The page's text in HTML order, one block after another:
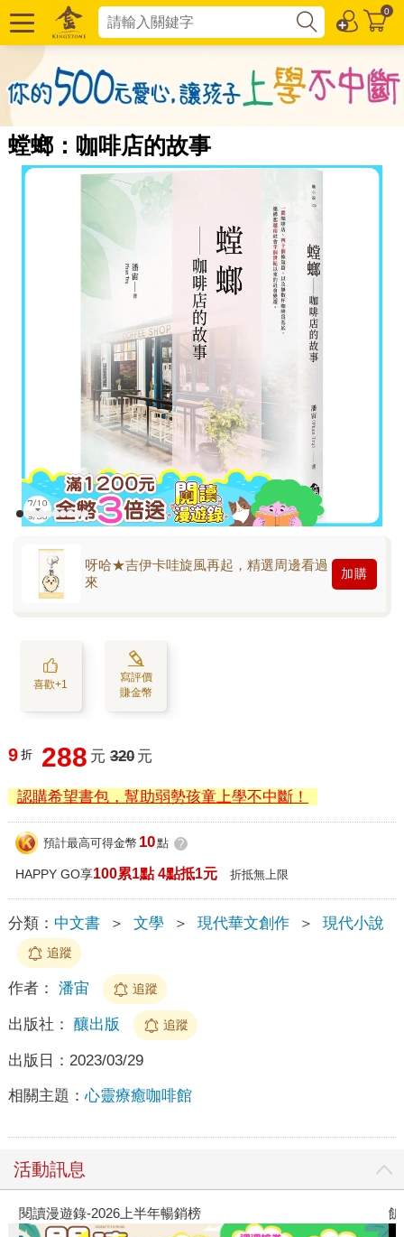
0
螳螂：咖啡店的故事
呀哈★吉伊卡哇旋風再起，精選周邊看過
來
加購
喜歡+1
寫評價
賺金幣
9 折 288 元 320 元
認購希望書包，幫助弱勢孩童上學不中斷！
預計最高可得金幣 10點 ?
HAPPY GO享100累1點 4點抵1元 折抵無上限
分類： 中文書 ＞ 文學 ＞ 現代華文創作 ＞ 現代小說
追蹤
作者： 潘宙 追蹤
出版社： 釀出版 追蹤
出版日： 2023/03/29
相關主題：心靈療癒咖啡館
活動訊息
閱讀漫遊錄-2026上半年暢銷榜